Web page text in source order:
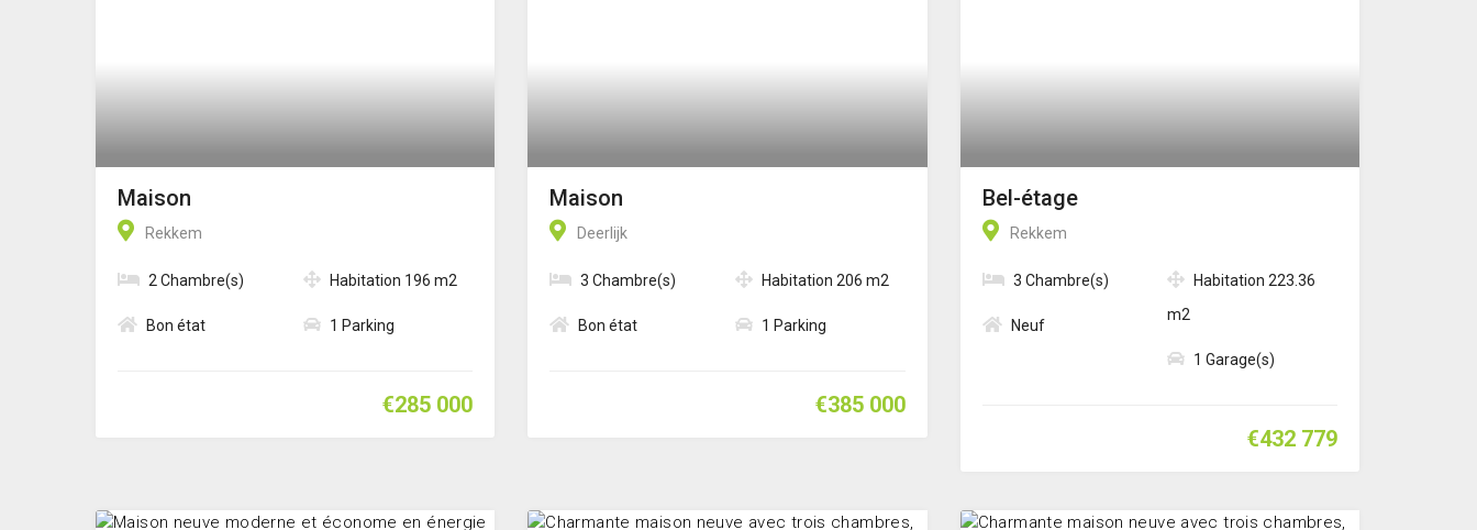
Maison
Rekkem
2 Chambre(s)
Bon état
Habitation 196 m2
1 Parking
€285 000
Maison
Deerlijk
3 Chambre(s)
Bon état
Habitation 206 m2
1 Parking
€385 000
Bel-étage
Rekkem
3 Chambre(s)
Neuf
Habitation 223.36
m2
1 Garage(s)
€432 779